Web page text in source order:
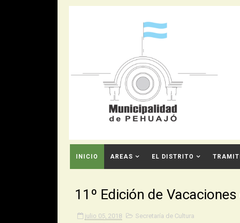
INICIO AREAS EL DISTRITO
11º Edición de
julio 05, 2018 Secretaría de Cultura